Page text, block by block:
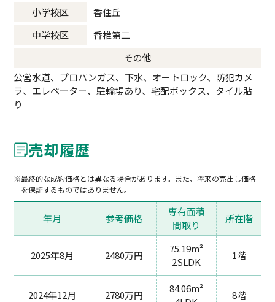
小学校区
香住丘
中学校区
香椎第二
その他
公営水道、プロパンガス、下水、オートロック、防犯カメ
ラ、エレベーター、駐輪場あり、宅配ボックス、タイル貼
り
売却履歴
最終的な成約価格とは異なる場合があります。また、将来の売出し価格
を保証するものではありません。
年月 参考価格
専有面積
間取り
所在階
2025年8月 2480万円
75.19m²
2SLDK
1階
2024年12月 2780万円
84.06m²
8階